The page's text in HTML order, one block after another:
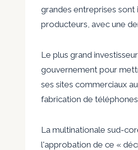
grandes entreprises
producteurs, avec une
Le plus grand
gouvernement pour
ses sites commerciaux
fabrication de
La multinationale sud-
l'approbation de ce «